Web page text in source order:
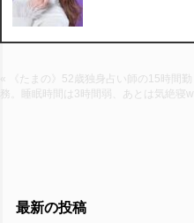
« 《たまの》52歳独身占い師の15時間勤
務。睡眠時間は3時間弱、あとは気絶寝w
最新の投稿